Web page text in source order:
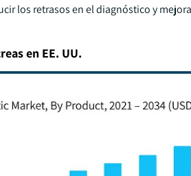
los retrasos en el diagnóstico y
en EE. UU.